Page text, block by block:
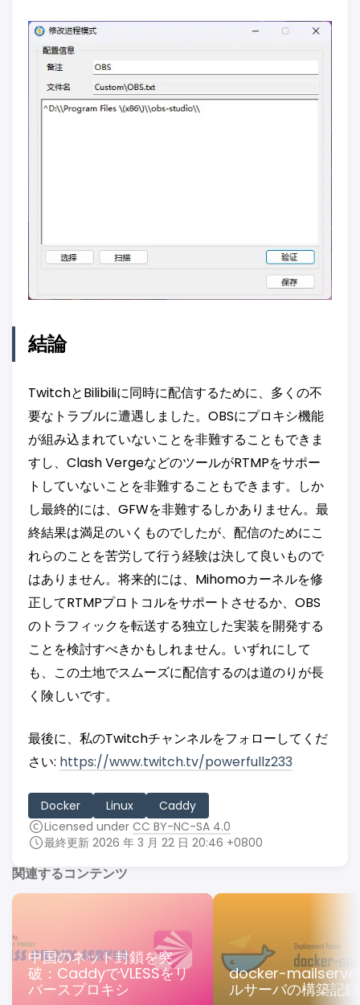
結論
TwitchとBilibiliに同時に配信するために、多くの不
要なトラブルに遭遇しました。OBSにプロキシ機能
が組み込まれていないことを非難することもできま
すし、Clash VergeなどのツールがRTMPをサポー
トしていないことを非難することもできます。しか
し最終的には、GFWを非難するしかありません。最
終結果は満足のいくものでしたが、配信のためにこ
れらのことを苦労して行う経験は決して良いもので
はありません。将来的には、Mihomoカーネルを修
正してRTMPプロトコルをサポートさせるか、OBS
のトラフィックを転送する独立した実装を開発する
ことを検討すべきかもしれません。いずれにして
も、この土地でスムーズに配信するのは道のりが長
く険しいです。
最後に、私のTwitchチャンネルをフォローしてくだ
さい: https://www.twitch.tv/powerfullz233
Docker Linux
Caddy
Licensed under CC BY-NC-SA 4.0
最終更新 2026 年 3 月 22 日 20:46 +0800
関連するコンテンツ
中国のネット封鎖を突
破：CaddyでVLESSをリ
バースプロキシ
docker-
ルサーバの構築記録